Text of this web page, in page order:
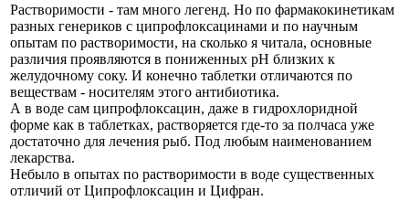
Растворимости - там много легенд. Но по фармакокинетикам
разных генериков с ципрофлоксацинами и по научным
опытам по растворимости, на сколько я читала, основные
различия проявляются в пониженных рН близких к
желудочному соку. И конечно таблетки отличаются по
веществам - носителям этого антибиотика.
А в воде сам ципрофлоксацин, даже в гидрохлоридной
форме как в таблетках, растворяется где-то за полчаса уже
достаточно для лечения рыб. Под любым наименованием
лекарства.
Небыло в опытах по растворимости в воде существенных
отличий от Ципрофлоксацин и Цифран.